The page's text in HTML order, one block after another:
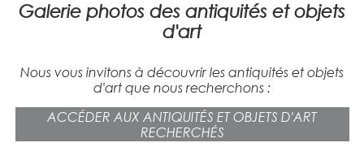
Galerie photos des antiquités et objets
d'art
Nous vous invitons à découvrir les antiquités et objets
d'art que nous recherchons :
ACCÉDER AUX ANTIQUITÉS ET OBJETS D'ART
RECHERCHÉS